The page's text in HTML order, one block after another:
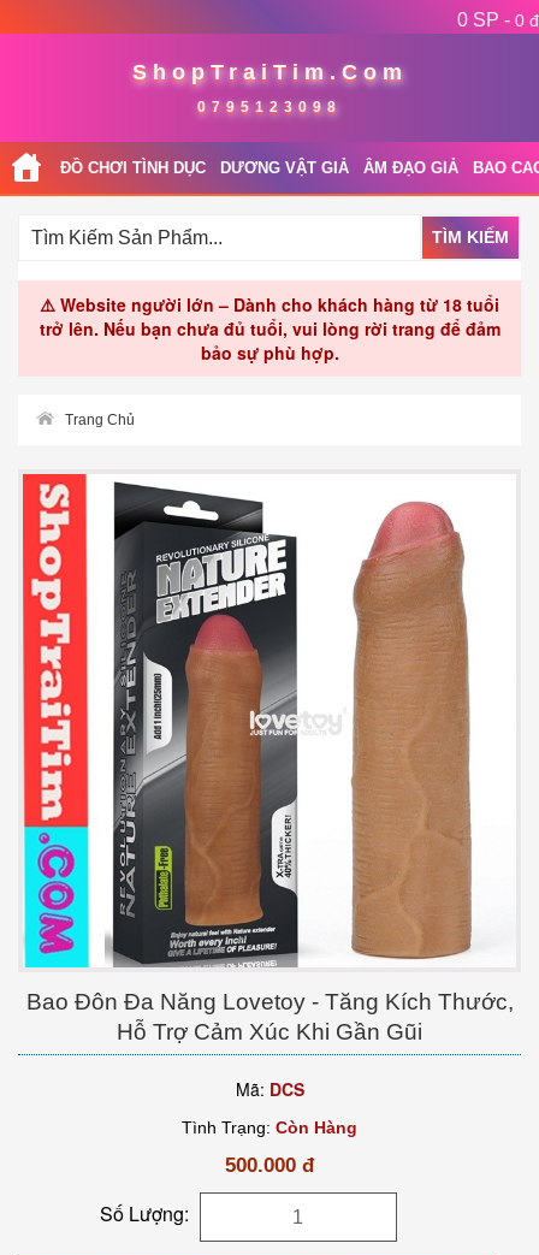
0 SP - 0 đ
ShopTraiTim.Com
0795123098
ĐỒ CHƠI TÌNH DỤC DƯƠNG VẬT GIẢ ÂM ĐẠO GIẢ BAO
TÌM KIẾM
⚠️ Website người lớn – Dành cho khách hàng từ 18 tuổi
trở lên. Nếu bạn chưa đủ tuổi, vui lòng rời trang để đảm
bảo sự phù hợp.
Trang Chủ
Bao Đôn Đa Năng Lovetoy - Tăng Kích Thước,
Hỗ Trợ Cảm Xúc Khi Gần Gũi
Mã: DCS
Tình Trạng: Còn Hàng
500.000 đ
Số Lượng: